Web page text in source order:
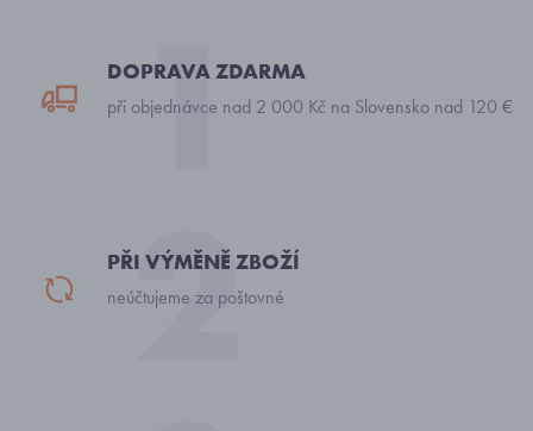
DOPRAVA ZDARMA
při objednávce nad 2 000 Kč na Slovensko nad 120 €
PŘI VÝMĚNĚ ZBOŽÍ
neúčtujeme za poštovné